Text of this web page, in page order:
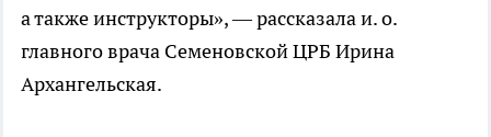
а также инструкторы», — рассказала и. о.
главного врача Семеновской ЦРБ Ирина
Архангельская.